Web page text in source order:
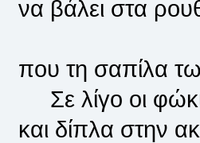
να βάλει στα
που τη σαπίλα
Σε λίγο οι
και δίπλα στην